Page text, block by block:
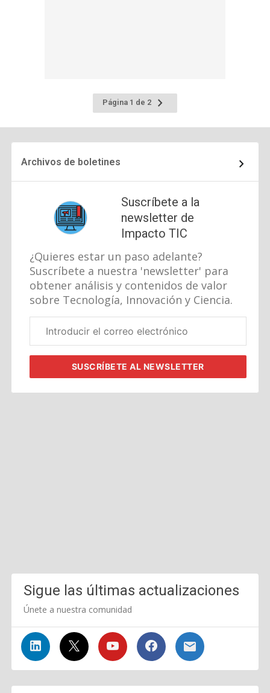
Página 1 de 2
Ir
a
Archivos de boletines
Suscríbete a la
newsletter de
Impacto TIC
¿Quieres estar un paso adelante?
Suscríbete a nuestra 'newsletter' para
obtener análisis y contenidos de valor
sobre Tecnología, Innovación y Ciencia.
electrónico
SUSCRÍBETEAL NEWSLETTER
Sigue las últimas actualizaciones
Únete a nuestra comunidad